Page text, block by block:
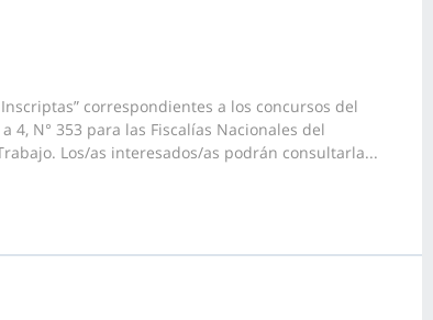
correspondientes a los concursos del
4, N° 353 para las Fiscalías Nacionales del
Los/as interesados/as podrán consultarla...